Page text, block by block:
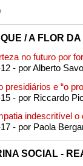
/ A FLOR
no futuro por
- por Alberto
presidiários e “o
- por Riccardo
indescritível o
- por Paola
SOCIAL -